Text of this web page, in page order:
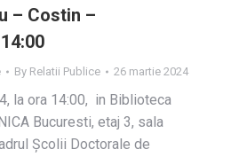
– Costin –
By Relatii Publice 26 martie 2024
la ora 14:00, in Biblioteca
Bucuresti, etaj 3, sala
Școlii Doctorale de